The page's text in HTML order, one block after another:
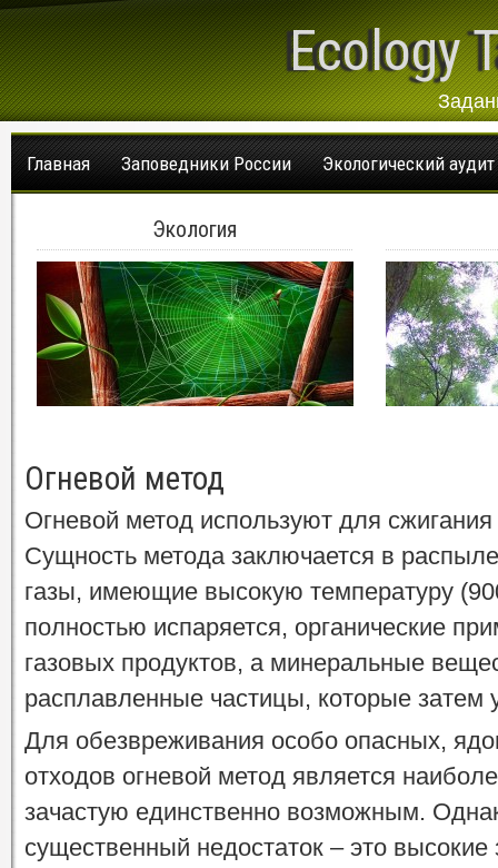
Ecology
Главная Заповедники России Экологический аудит
Экология
Огневой метод
Огневой метод используют для
Сущность метода заключается в
газы, имеющие высокую температуру
полностью испаряется, органические
газовых продуктов, а минеральные
расплавленные частицы, которые затем
Для обезвреживания особо опасных,
отходов огневой метод является
зачастую единственно возможным.
существенный недостаток – это высокие